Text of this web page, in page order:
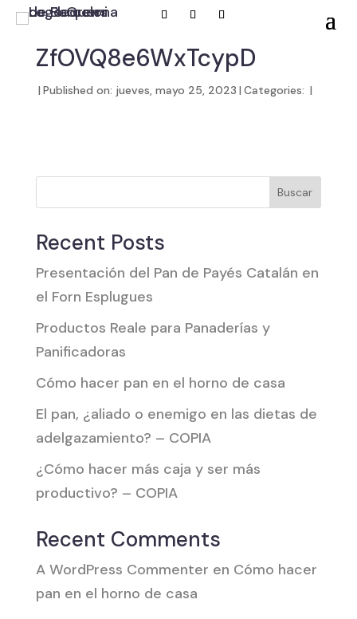
ZfOVQ8e6WxTcypD
| Published on: jueves, mayo 25, 2023 | Categories: |
Buscar
Recent Posts
Presentación del Pan de Payés Catalán en
el Forn Esplugues
Productos Reale para Panaderías y
Panificadoras
Cómo hacer pan en el horno de casa
El pan, ¿aliado o enemigo en las dietas de
adelgazamiento? – COPIA
¿Cómo hacer más caja y ser más
productivo? – COPIA
Recent Comments
A WordPress Commenter en Cómo hacer
pan en el horno de casa